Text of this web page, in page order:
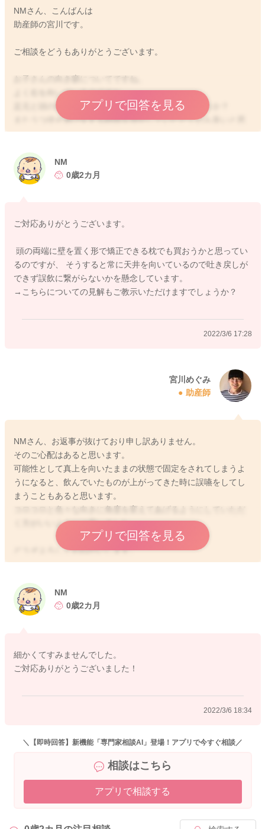
NMさん、こんばんは
助産師の宮川です。
ご相談をどうもありがとうございます。
お子さんの向き癖についてですね。
よく右を向いているのですね。
足元と頭の位置を逆にしてみても変わらないでしょうか？
またうつ伏せ遊びをする時間を増やしていただくのも良いと思
います。目の前にいる間はその時間を多く持つようにしていた
やしていただくことでも見る向きも変化することがあるかと思
いますよ。
どうぞよろしくお願いします。
アプリで回答を見る
NM
0歳2カ月
ご対応ありがとうございます。
頭の両端に壁を置く形で矯正できる枕でも買おうかと思ってい
るのですが、 そうすると常に天井を向いているので吐き戻しが
できず誤飲に繋がらないかを懸念しています。
→こちらについての見解もご教示いただけますでしょうか？
2022/3/6 17:28
宮川めぐみ
助産師
NMさん、お返事が抜けており申し訳ありません。
そのご心配はあると思います。
可能性として真上を向いたままの状態で固定をされてしまうよ
うになると、飲んでいたものが上がってきた時に誤嚥をしてし
まうこともあると思います。
コロコロと色々な向きに角度を変えてあげるようにしていただ
く方がいいようには思いました。
どうぞよろしくおねがいします。
アプリで回答を見る
NM
0歳2カ月
細かくてすみませんでした。
ご対応ありがとうございました！
2022/3/6 18:34
＼【即時回答】新機能「専門家相談AI」登場！アプリで今すぐ相談／
相談はこちら
アプリで相談する